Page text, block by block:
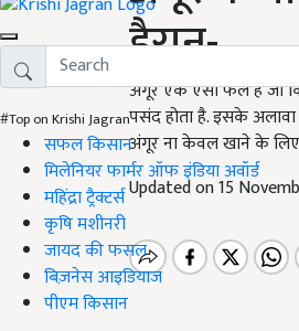
#Top on Krishi Jagran
सफल किसान
मिलेनियर फार्मर ऑफ इंडिया अवॉर्ड
महिंद्रा ट्रैक्टर्स
कृषि मशीनरी
जायद की फसल
बिज़नेस आइडियाज
पीएम किसान
हैरान-
अंगूर एक ऐसा फल है जो
पसंद होता है. इसके
अंगूर ना केवल खाने के लिए
Updated on 15